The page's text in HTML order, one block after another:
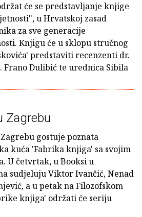
će se predstavljanje knjige
u Hrvatskoj zasad
za sve generacije
Knjigu će u sklopu stručnog
predstaviti recenzenti dr.
Frano Dulibić te urednica Sibila
Zagrebu
gostuje poznata
kuća 'Fabrika knjiga' sa svojim
U četvrtak, u Booksi u
sudjeluju Viktor Ivančić, Nenad
a u petak na Filozofskom
knjiga' održati će seriju